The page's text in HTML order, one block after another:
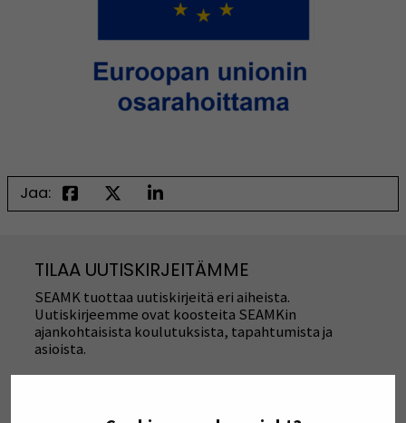
Jaa:
TILAA UUTISKIRJEITÄMME
SEAMK tuottaa uutiskirjeitä eri aiheista.
Uutiskirjeemme ovat koosteita SEAMKin
ajankohtaisista koulutuksista, tapahtumista ja
asioista.